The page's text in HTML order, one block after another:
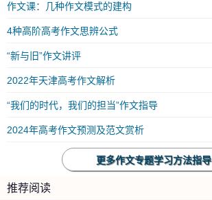
作文课：几种作文模式的建构
4种高阶高考作文思辨公式
“新与旧”作文讲评
2022年天津高考作文解析
“我们的时代，我们的担当”作文指导
2024年高考作文预测及范文赏析
更多作文专题学习方法指导
推荐阅读